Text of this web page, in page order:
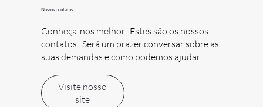
Nossos contatos
Conheça-nos melhor. Estes são os nossos
contatos. Será um prazer conversar sobre as
suas demandas e como podemos ajudar.
Visite nosso
site